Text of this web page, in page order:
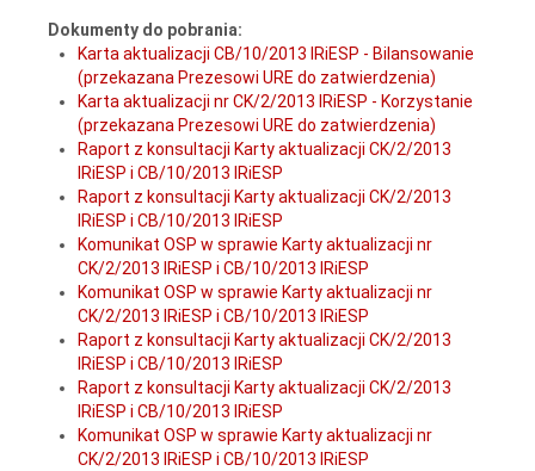
Dokumenty do pobrania:
Karta aktualizacji CB/10/2013 IRiESP - Bilansowanie
(przekazana Prezesowi URE do zatwierdzenia)
Karta aktualizacji nr CK/2/2013 IRiESP - Korzystanie
(przekazana Prezesowi URE do zatwierdzenia)
Raport z konsultacji Karty aktualizacji CK/2/2013
IRiESP i CB/10/2013 IRiESP
Raport z konsultacji Karty aktualizacji CK/2/2013
IRiESP i CB/10/2013 IRiESP
Komunikat OSP w sprawie Karty aktualizacji nr
CK/2/2013 IRiESP i CB/10/2013 IRiESP
Komunikat OSP w sprawie Karty aktualizacji nr
CK/2/2013 IRiESP i CB/10/2013 IRiESP
Raport z konsultacji Karty aktualizacji CK/2/2013
IRiESP i CB/10/2013 IRiESP
Raport z konsultacji Karty aktualizacji CK/2/2013
IRiESP i CB/10/2013 IRiESP
Komunikat OSP w sprawie Karty aktualizacji nr
CK/2/2013 IRiESP i CB/10/2013 IRiESP